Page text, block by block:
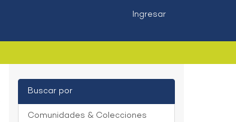
Ingresar
Buscar por
Comunidades & Colecciones